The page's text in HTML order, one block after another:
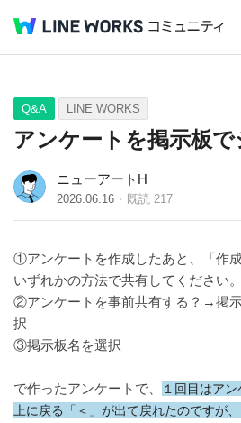
Q&A Tips Ideas
Q&A LINE WORKS
アンケートを掲示板で
ニューアートH
2026.06.16 既読 217
①アンケートを作成したあと、「作
いずれかの方法で共有してください
②アンケートを事前共有する？→掲
択
③掲示板名を選択
で作ったアンケートで、
１回目はア
上に戻る「＜」が出て戻れたのですが